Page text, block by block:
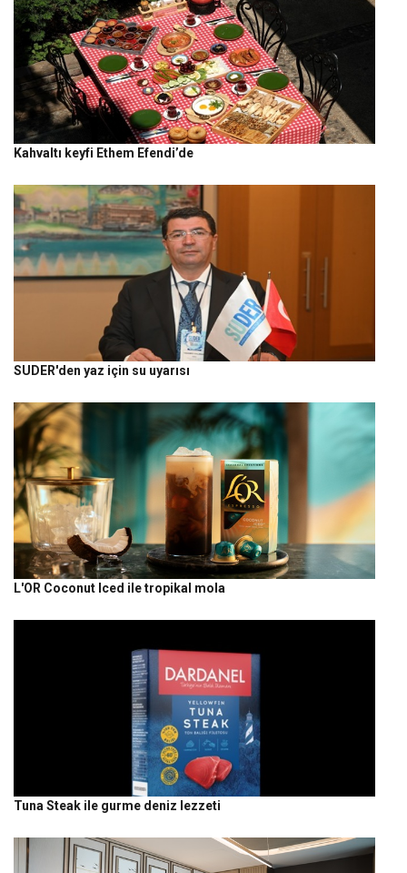
Kahvaltı keyfi Ethem Efendi’de
SUDER'den yaz için su uyarısı
L'OR Coconut Iced ile tropikal mola
Tuna Steak ile gurme deniz lezzeti